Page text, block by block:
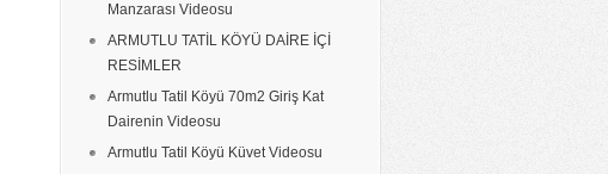
Manzarası Videosu
ARMUTLU TATİL KÖYÜ DAİRE İÇİ
RESİMLER
Armutlu Tatil Köyü 70m2 Giriş Kat
Dairenin Videosu
Armutlu Tatil Köyü Küvet Videosu